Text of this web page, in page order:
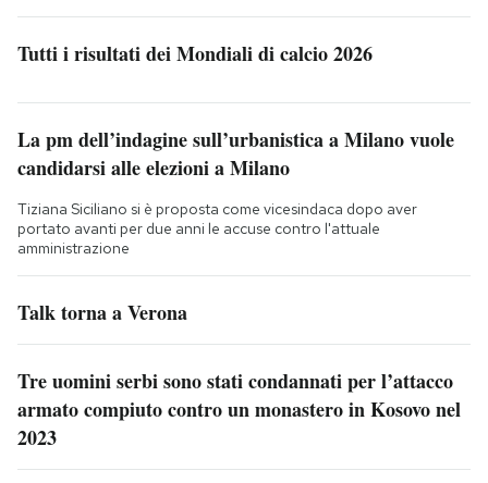
Tutti i risultati dei Mondiali di calcio 2026
La pm dell’indagine sull’urbanistica a Milano vuole
candidarsi alle elezioni a Milano
Tiziana Siciliano si è proposta come vicesindaca dopo aver
portato avanti per due anni le accuse contro l'attuale
amministrazione
Talk torna a Verona
Tre uomini serbi sono stati condannati per l’attacco
armato compiuto contro un monastero in Kosovo nel
2023